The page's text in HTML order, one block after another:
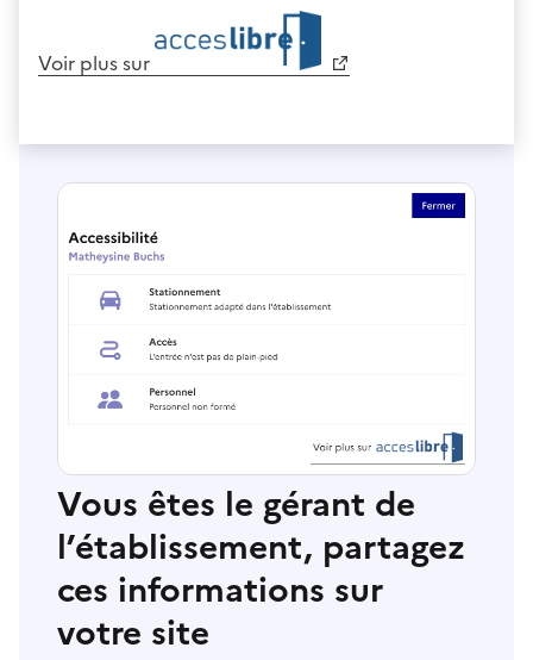
Voir plus sur
Vous êtes le gérant de
l’établissement, partagez
ces informations sur
votre site